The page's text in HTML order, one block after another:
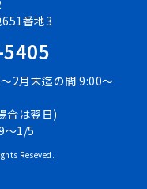
番地3
2月末迄の間 9:00〜
合は翌日)
〜1/5
Reseved.